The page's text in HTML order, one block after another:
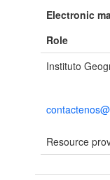
Electronic
Role
Instituto
Resource